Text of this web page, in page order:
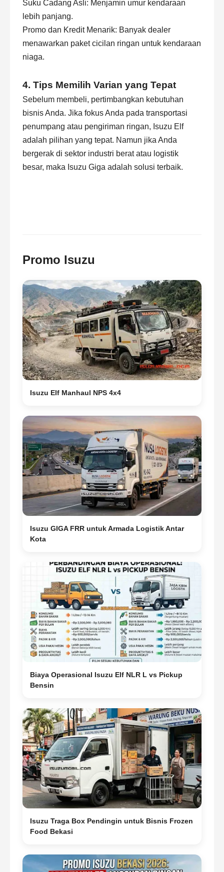
Suku Cadang Asli: Menjamin umur kendaraan
lebih panjang.
Promo dan Kredit Menarik: Banyak dealer
menawarkan paket cicilan ringan untuk kendaraan
niaga.
4. Tips Memilih Varian yang Tepat
Sebelum membeli, pertimbangkan kebutuhan
bisnis Anda. Jika fokus Anda pada transportasi
penumpang atau pengiriman ringan, Isuzu Elf
adalah pilihan yang tepat. Namun jika Anda
bergerak di sektor industri berat atau logistik
besar, maka Isuzu Giga adalah solusi terbaik.
Promo Isuzu
Isuzu Elf Manhaul NPS 4x4
Isuzu GIGA FRR untuk Armada Logistik Antar
Kota
Biaya Operasional Isuzu Elf NLR L vs Pickup
Bensin
Isuzu Traga Box Pendingin untuk Bisnis Frozen
Food Bekasi